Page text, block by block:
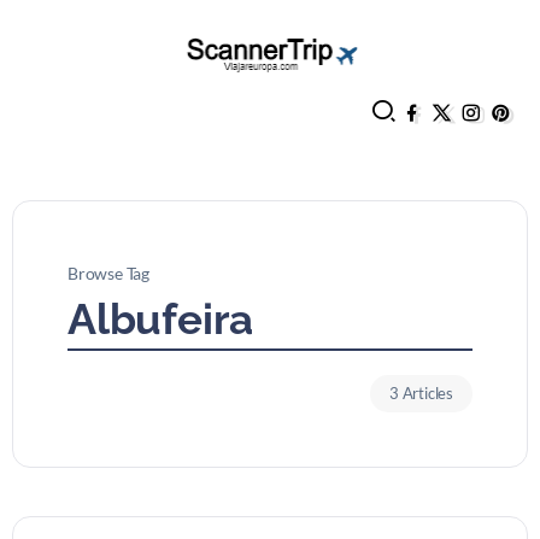
Browse Tag
Albufeira
3 Articles